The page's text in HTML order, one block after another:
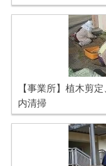
【事業所】植木剪
内清掃